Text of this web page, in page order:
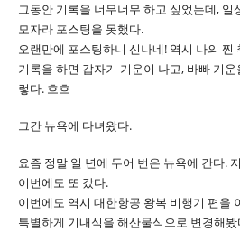
그동안 기록을 너무너무 하고 싶었는데, 일
모자라 포스팅을 못했다.
오랜만에 포스팅하니 신나네! 역시 나의 찐
기록을 하면 갑자기 기운이 나고, 바빠 기
렇다. 흐흐
그간 뉴욕에 다녀왔다.
요즘 정말 일 년에 두어 번은 뉴욕에 간다.
이번에도 또 갔다.
이번에도 역시 대한항공 왕복 비행기 편을
특별하게 기내식을 해산물식으로 변경해봤